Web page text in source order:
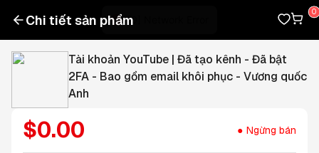
Chi tiết sản phẩm
Tài khoản YouTube | Đã tạo kênh - Đã bật
2FA - Bao gồm email khôi phục - Vương quốc
Anh
$0.00 Ngừng bán